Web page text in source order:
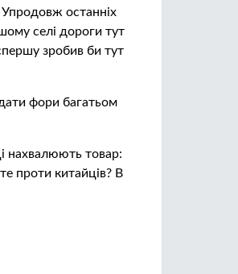
останніх
селі дороги тут
зробив би тут
фори багатьом
нахвалюють товар:
проти китайців? В